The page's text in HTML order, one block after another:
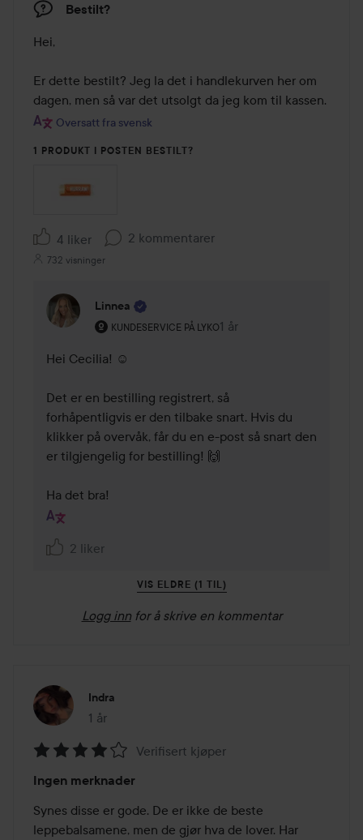
Bestilt?
Hei,
Er dette bestilt? Jeg la det i handlekurven her om
dagen, men så var det utsolgt da jeg kom til kassen.
Oversatt fra svensk
1 PRODUKT I POSTEN BESTILT?
4 liker 2 kommentarer
732 visninger
Linnea
KUNDESERVICE PÅ LYKO
Brukerens rolle: Kundeservice på Lyko.
1 år
Kommentaren lades 1 år
Hei Cecilia! ☺️
Det er en bestilling registrert, så
forhåpentligvis er den tilbake snart. Hvis du
klikker på overvåk, får du en e-post så snart den
er tilgjengelig for bestilling! 🙌
Ha det bra!
2 liker
VIS ELDRE (1 TIL)
Logg inn for å skrive en kommentar
Indra
1 år
Innlegget ble opprettet 1 år
4
av
5
Verifisert kjøper
Ingen merknader
Synes disse er gode. De er ikke de beste
leppebalsamene, men de gjør hva de lover. Har